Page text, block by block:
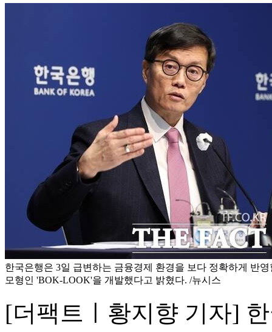
한국은행은 3일 급변하는 금융경제 환경을 보다 정확하게 반
모형인 'BOK-LOOK'을 개발했다고 밝혔다. /뉴시스
[더팩트ㅣ황지향 기자]